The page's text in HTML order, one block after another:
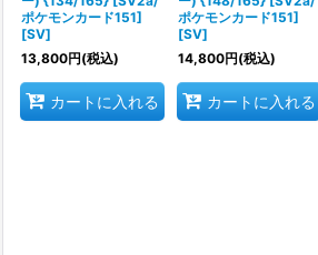
ポケモンカード151]
[SV]
13,800円(税込)
カートに入れる
ポケモンカード151]
[SV]
14,800円(税込)
カートに入れる